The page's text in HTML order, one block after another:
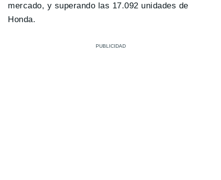
mercado, y superando las 17.092 unidades de
Honda.